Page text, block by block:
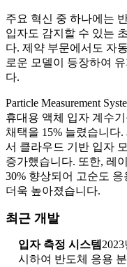
주요 혁신 중 하나에는
입자도 감지할 수 있는
다. 제약 부문에서도 자
로운 모델이 등장하여
다.
Particle Measurement
휴대용 액체 입자 계수
채택을 15% 늘렸습니다
서 클라우드 기반 입자
증가했습니다. 또한, 레
30% 향상되어 고순도
더욱 높아졌습니다.
최근 개발
입자 측정 시스템
시하여 반도체 응용